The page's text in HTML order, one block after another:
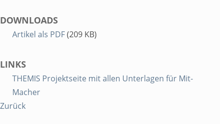
DOWNLOADS
Artikel als PDF(209 KB)
LINKS
THEMIS Projektseite mit allen Unterlagen für Mit-
Macher
Zurück
Software
Leitfaden
Richtlinien